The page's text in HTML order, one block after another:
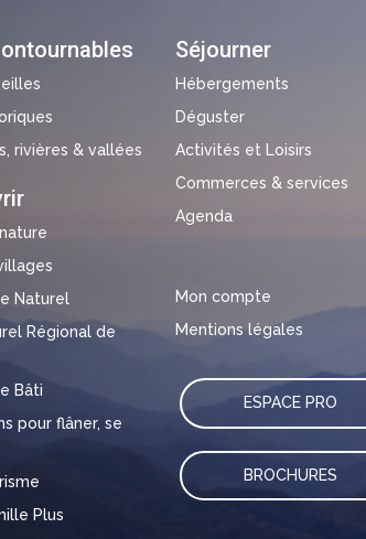
rivières & vallées
Naturel
Régional de
Bâti
pour flâner, se
Plus
Séjourner
Hébergements
Déguster
Activités et Loisirs
Commerces & services
Agenda
Mon compte
Mentions légales
ESPACE PRO
BROCHURES